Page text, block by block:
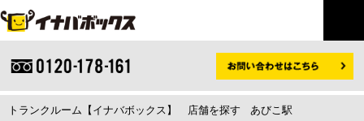
トランクルーム【イナバボックス】 店舗を探す あびこ駅